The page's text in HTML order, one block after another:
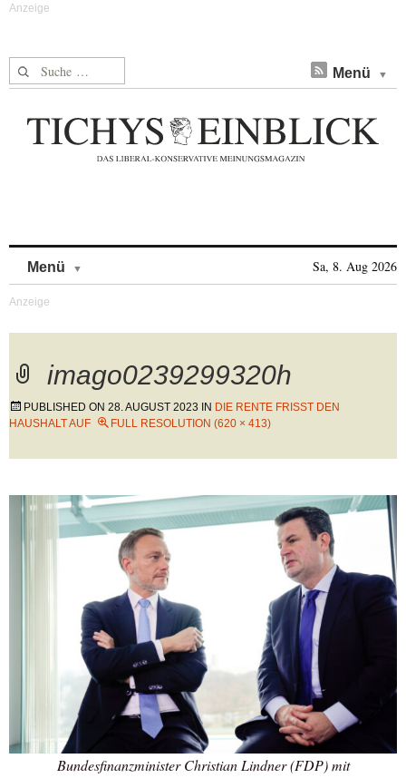
Suche nach: Menü
Menü Sa, 8. Aug 2026
imago0239299320h
PUBLISHED ON 28. AUGUST 2023 IN DIE RENTE FRISST DEN
HAUSHALT AUF
FULL RESOLUTION (620 × 413)
Bundesfinanzminister Christian Lindner (FDP) mit